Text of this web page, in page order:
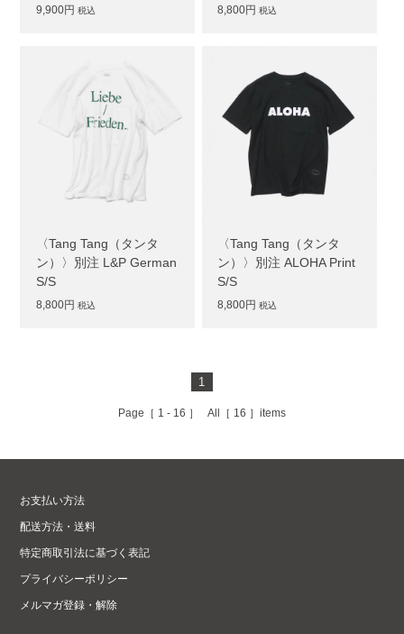
9,900円 税込 8,800円 税込
〈Tang Tang（タンタ
ン）〉別注 L&P German
S/S
8,800円 税込
〈Tang Tang（タンタ
ン）〉別注 ALOHA Print
S/S
8,800円 税込
1
Page［ 1 - 16 ］ All［ 16 ］items
お支払い方法
配送方法・送料
特定商取引法に基づく表記
プライバシーポリシー
メルマガ登録・解除